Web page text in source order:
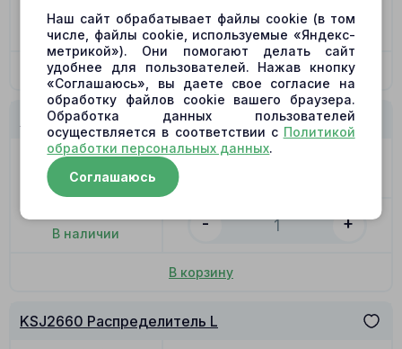
В наличии
- +
В корзину
KSJ2660 Распределитель R
В наличии
Цена 5607.00
- +
В корзину
KSJ2660 Распределитель L
Наш сайт обрабатывает файлы cookie (в том
числе, файлы cookie, используемые «Яндекс-
метрикой»). Они помогают делать сайт
удобнее для пользователей. Нажав кнопку
«Соглашаюсь», вы даете свое согласие на
обработку файлов cookie вашего браузера.
Обработка данных пользователей
осуществляется в соответствии с Политикой
обработки персональных данных.
Соглашаюсь